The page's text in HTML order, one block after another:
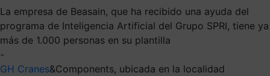
La empresa de Beasain, que ha recibido una ayuda del
programa de Inteligencia Artificial del Grupo SPRI, tiene ya
más de 1.000 personas en su plantilla
-
GH Cranes&Components, ubicada en la localidad